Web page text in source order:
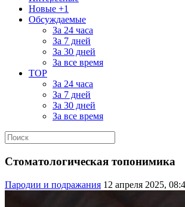
Новые +1
Обсуждаемые
За 24 часа
За 7 дней
За 30 дней
За все время
TOP
За 24 часа
За 7 дней
За 30 дней
За все время
Стоматологическая топонимика
Пародии и подражания 12 апреля 2025,